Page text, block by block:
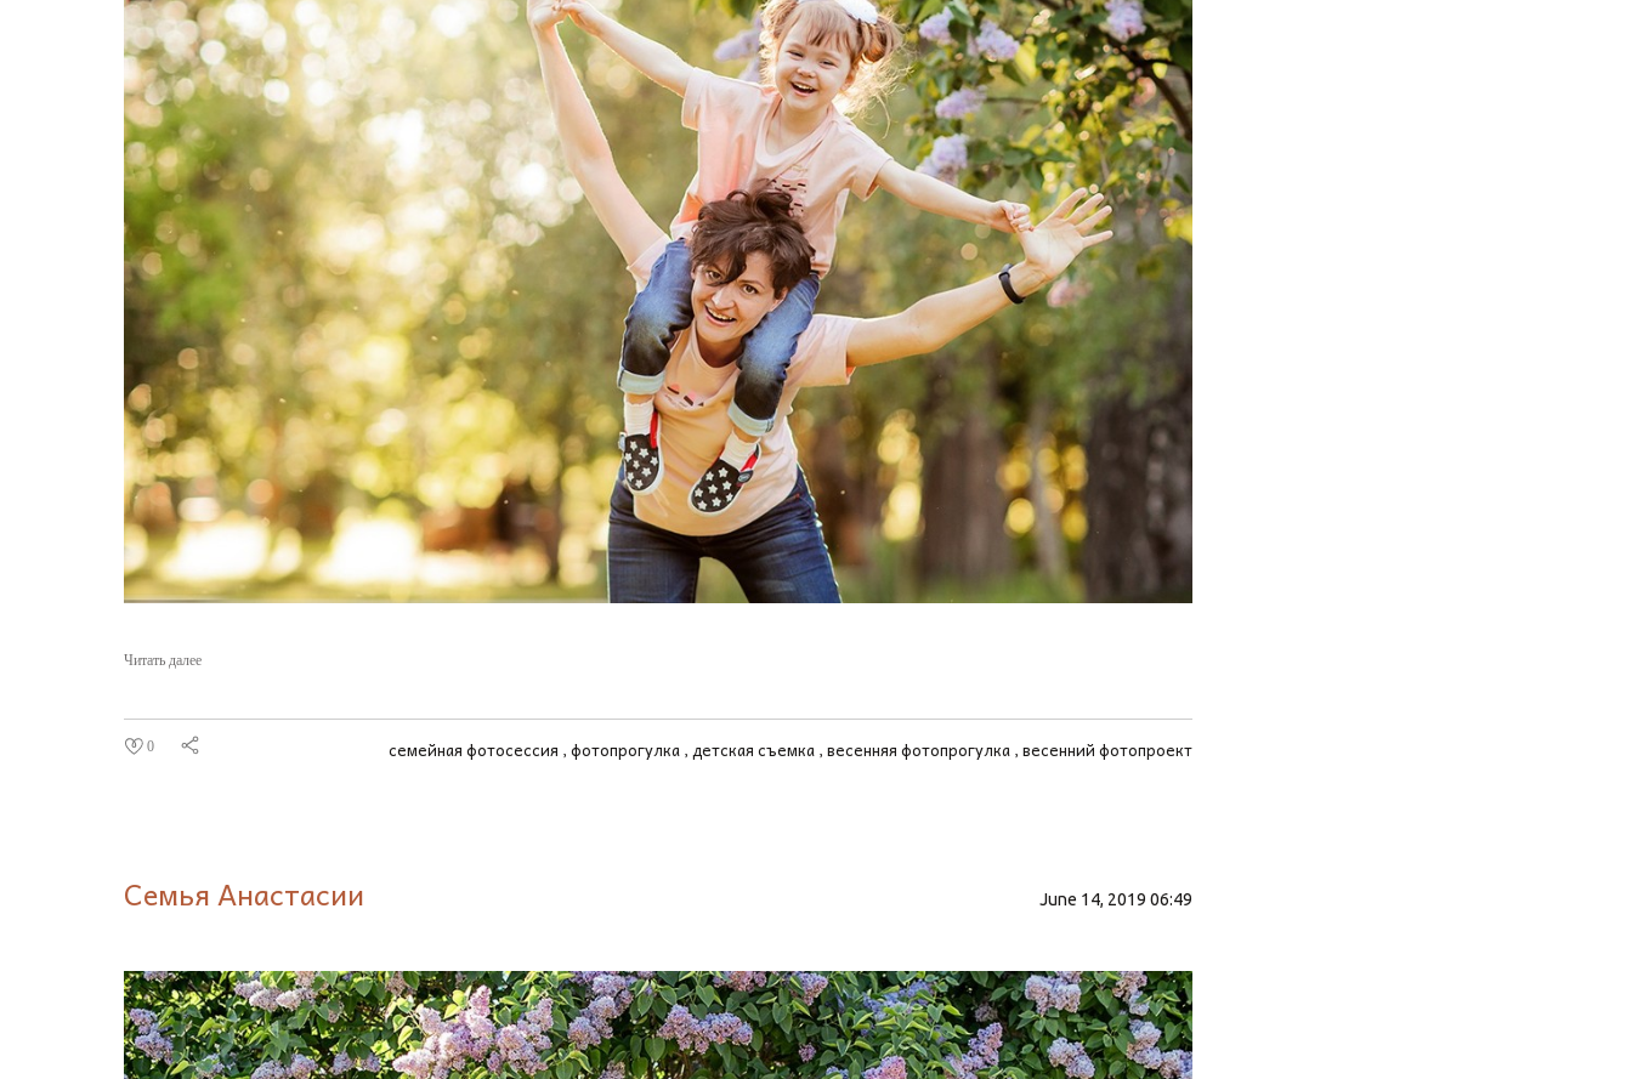
Читать далее
0 семейная фотосессия фотопрогулка детская съемка весенняя фотопрогулка весенний фотопроект
Семья Анастасии June 14, 2019 06:49